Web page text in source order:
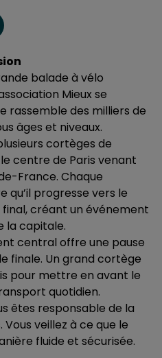
balade à vélo
Mieux se
rassemble des milliers de
âges et niveaux.
cortèges de
centre de Paris venant
France. Chaque
qu’il progresse vers le
créant un événement
la capitale.
central offre une pause
finale. Un grand cortège
pour mettre en avant le
quotidien.
êtes responsable de la
veillez à ce que le
fluide et sécurisée.